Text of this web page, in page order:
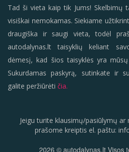
Tad ši vieta kaip tik Jums! Skelbimų
visiškai nemokamas. Siekiame
draugiška ir saugi vieta, todėl
autodalynas.lt taisyklių keliant
dėmesį, kad šios taisyklės yra
Sukurdamas paskyrą, sutinkate ir
galite peržiūrėti čia.
Jeigu turite klausimų/pasiūlymų ar
prašome kreiptis el. paštu:
2026 © autodalynas.lt Visos